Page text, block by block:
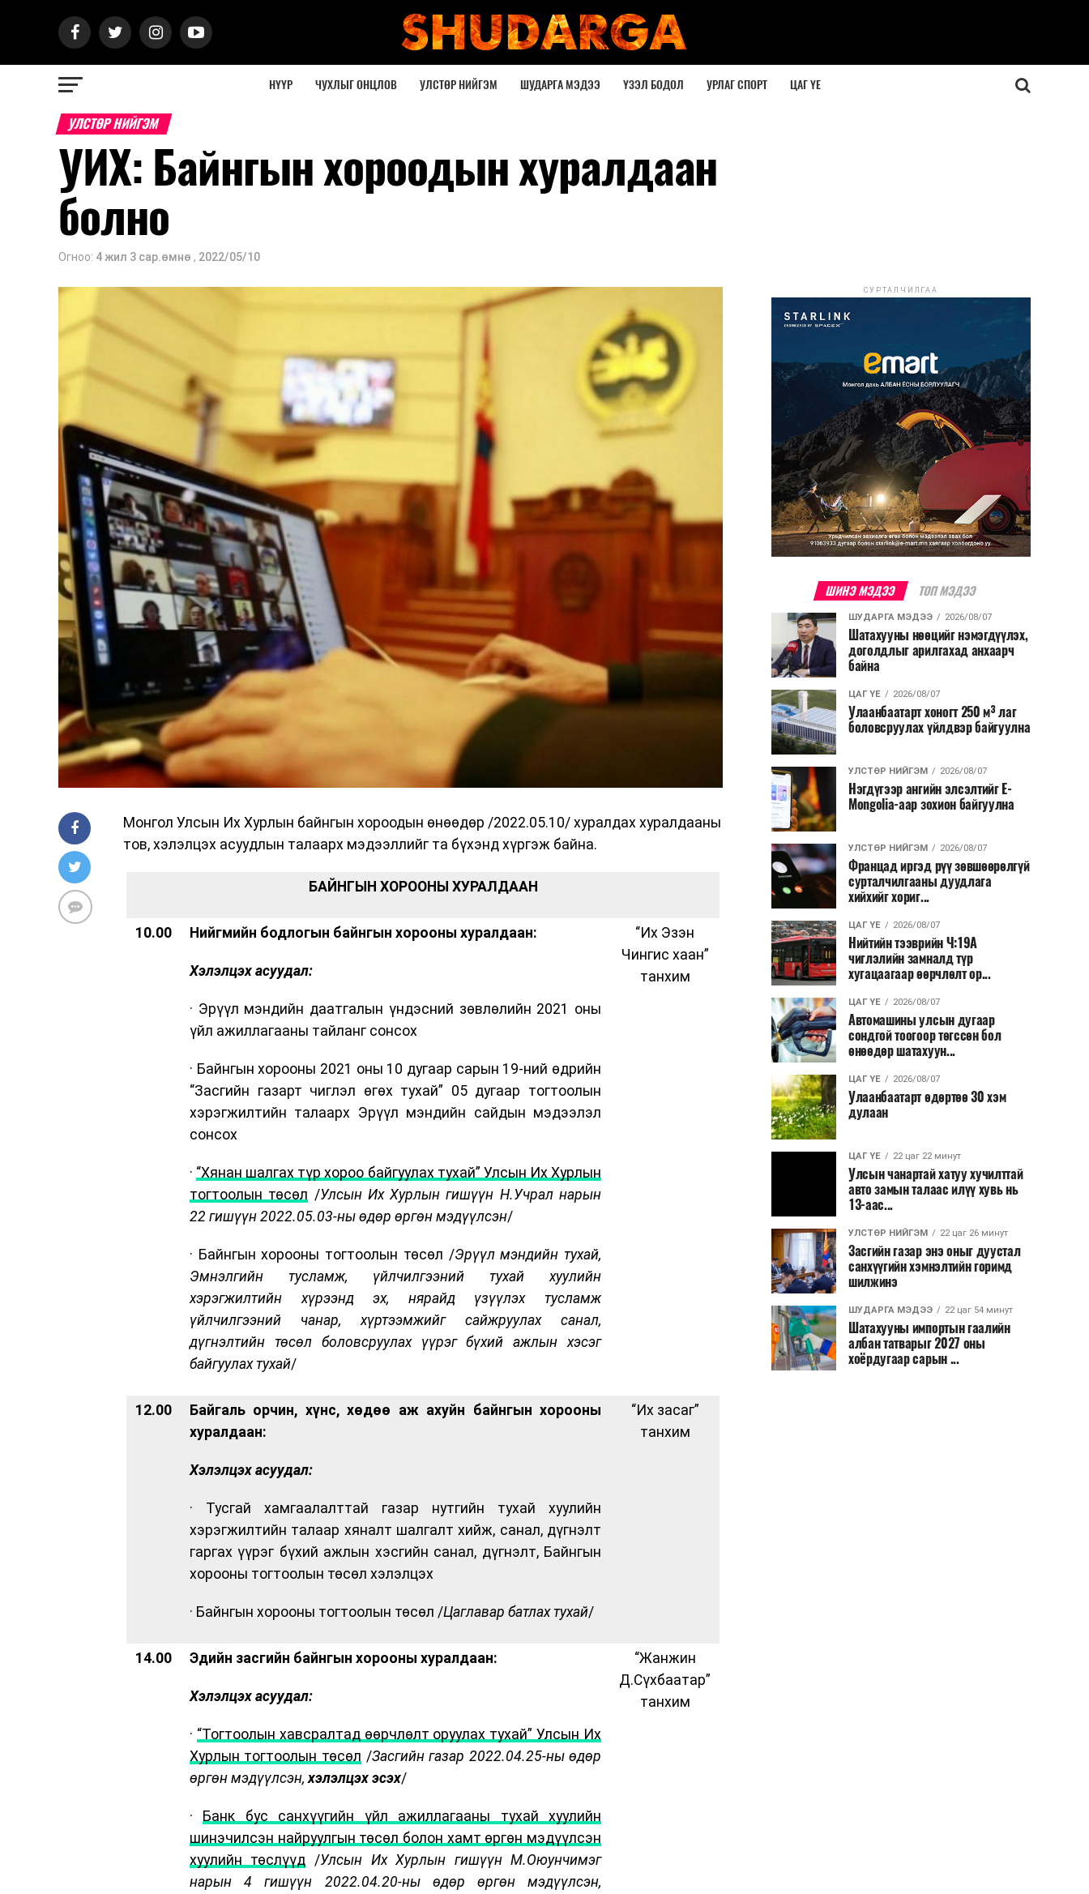
НҮҮР ЧУХЛЫГ ОНЦЛОВ УЛСТӨР НИЙГЭМ ШУДАРГА МЭДЭЭ ҮЗЭЛ БОДОЛ УРЛАГ СПОРТ ЦАГ ҮЕ
УЛСТӨР НИЙГЭМ
УИХ: Байнгын хороодын хуралдаан
болно
Огноо: 4 жил 3 сар.өмнө , 2022/05/10
Монгол Улсын Их Хурлын байнгын хороодын өнөөдөр /2022.05.10/ хуралдах хуралдааны
тов, хэлэлцэх асуудлын талаарх мэдээллийг та бүхэнд хүргэж байна.
БАЙНГЫН ХОРООНЫ ХУРАЛДААН
10.00 Нийгмийн бодлогын байнгын хорооны хуралдаан:
Хэлэлцэх асуудал:
· Эрүүл мэндийн даатгалын үндэсний зөвлөлийн 2021 оны
үйл ажиллагааны тайланг сонсох
· Байнгын хорооны 2021 оны 10 дугаар сарын 19-ний өдрийн
“Засгийн газарт чиглэл өгөх тухай” 05 дугаар тогтоолын
хэрэгжилтийн талаарх Эрүүл мэндийн сайдын мэдээлэл
сонсох
· “Хянан шалгах түр хороо байгуулах тухай” Улсын Их Хурлын
тогтоолын төсөл /Улсын Их Хурлын гишүүн Н.Учрал нарын
22 гишүүн 2022.05.03-ны өдөр өргөн мэдүүлсэн/
· Байнгын хорооны тогтоолын төсөл /Эрүүл мэндийн тухай,
Эмнэлгийн тусламж, үйлчилгээний тухай хуулийн
хэрэгжилтийн хүрээнд эх, нярайд үзүүлэх тусламж
үйлчилгээний чанар, хүртээмжийг сайжруулах санал,
дүгнэлтийн төсөл боловсруулах үүрэг бүхий ажлын хэсэг
байгуулах тухай/
“Их Эзэн
Чингис хаан”
танхим
12.00
Байгаль орчин, хүнс, хөдөө аж ахуйн байнгын хорооны
хуралдаан:
Хэлэлцэх асуудал:
· Тусгай хамгаалалттай газар нутгийн тухай хуулийн
хэрэгжилтийн талаар хяналт шалгалт хийж, санал, дүгнэлт
гаргах үүрэг бүхий ажлын хэсгийн санал, дүгнэлт, Байнгын
хорооны тогтоолын төсөл хэлэлцэх
· Байнгын хорооны тогтоолын төсөл /Цаглавар батлах тухай/
“Их засаг”
танхим
14.00 Эдийн засгийн байнгын хорооны хуралдаан:
Хэлэлцэх асуудал:
· “Тогтоолын хавсралтад өөрчлөлт оруулах тухай” Улсын Их
Хурлын тогтоолын төсөл /Засгийн газар 2022.04.25-ны өдөр
өргөн мэдүүлсэн, хэлэлцэх эсэх/
· Банк бус санхүүгийн үйл ажиллагааны тухай хуулийн
шинэчилсэн найруулгын төсөл болон хамт өргөн мэдүүлсэн
хуулийн төслүүд /Улсын Их Хурлын гишүүн М.Оюунчимэг
нарын 4 гишүүн 2022.04.20-ны өдөр өргөн мэдүүлсэн,
“Жанжин
Д.Сүхбаатар”
танхим
СУРТАЛЧИЛГАА
ШИНЭ МЭДЭЭ ТОП МЭДЭЭ
ШУДАРГА МЭДЭЭ 2026/08/07
Шатахууны нөөцийг нэмэгдүүлэх,
доголдлыг арилгахад анхаарч
байна
ЦАГ ҮЕ 2026/08/07
Улаанбаатарт хоногт 250 м³ лаг
боловсруулах үйлдвэр байгуулна
УЛСТӨР НИЙГЭМ 2026/08/07
Нэгдүгээр ангийн элсэлтийг E-
Mongolia-аар зохион байгуулна
УЛСТӨР НИЙГЭМ 2026/08/07
Францад иргэд рүү зөвшөөрөлгүй
сурталчилгааны дуудлага
хийхийг хориг...
ЦАГ ҮЕ 2026/08/07
Нийтийн тээврийн Ч:19А
чиглэлийн замналд түр
хугацаагаар өөрчлөлт ор...
ЦАГ ҮЕ 2026/08/07
Автомашины улсын дугаар
сондгой тоогоор төгссөн бол
өнөөдөр шатахуун...
ЦАГ ҮЕ 2026/08/07
Улаанбаатарт өдөртөө 30 хэм
дулаан
ЦАГ ҮЕ 22 цаг 22 минут
Улсын чанартай хатуу хучилттай
авто замын талаас илүү хувь нь
13-аас...
УЛСТӨР НИЙГЭМ 22 цаг 26 минут
Засгийн газар энэ оныг дуустал
санхүүгийн хэмнэлтийн горимд
шилжинэ
ШУДАРГА МЭДЭЭ 22 цаг 54 минут
Шатахууны импортын гаалийн
албан татварыг 2027 оны
хоёрдугаар сарын ...